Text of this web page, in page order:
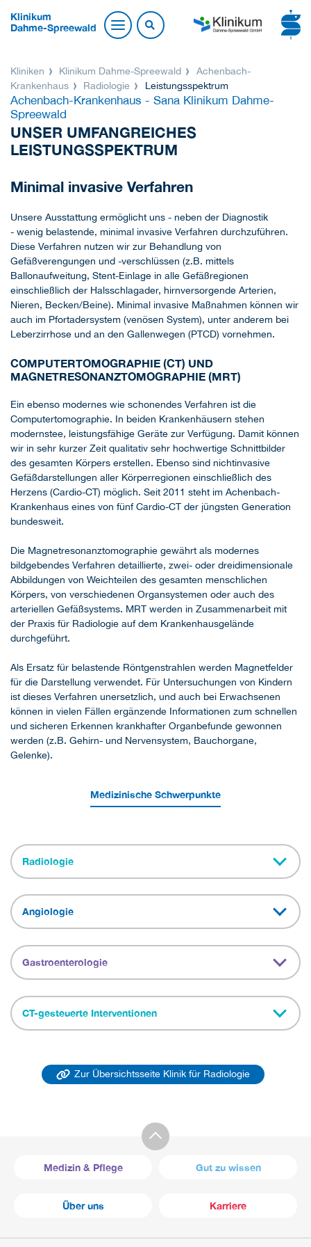
Klinikum
Dahme-Spreewald
Kliniken Klinikum Dahme-Spreewald
Achenbach-
Krankenhaus
Radiologie Leistungsspektrum
Achenbach-Krankenhaus - Sana Klinikum Dahme-
Spreewald
UNSER UMFANGREICHES
LEISTUNGSSPEKTRUM
Minimal invasive Verfahren
Unsere Ausstattung ermöglicht uns - neben der Diagnostik
- wenig belastende, minimal invasive Verfahren durchzuführen.
Diese Verfahren nutzen wir zur Behandlung von
Gefäßverengungen und -verschlüssen (z.B. mittels
Ballonaufweitung, Stent-Einlage in alle Gefäßregionen
einschließlich der Halsschlagader, hirnversorgende Arterien,
Nieren, Becken/Beine). Minimal invasive Maßnahmen können wir
auch im Pfortadersystem (venösen System), unter anderem bei
Leberzirrhose und an den Gallenwegen (PTCD) vornehmen.
COMPUTERTOMOGRAPHIE (CT) UND
MAGNETRESONANZTOMOGRAPHIE (MRT)
Ein ebenso modernes wie schonendes Verfahren ist die
Computertomographie. In beiden Krankenhäusern stehen
modernstee, leistungsfähige Geräte zur Verfügung. Damit können
wir in sehr kurzer Zeit qualitativ sehr hochwertige Schnittbilder
des gesamten Körpers erstellen. Ebenso sind nichtinvasive
Gefäßdarstellungen aller Körperregionen einschließlich des
Herzens (Cardio-CT) möglich. Seit 2011 steht im Achenbach-
Krankenhaus eines von fünf Cardio-CT der jüngsten Generation
bundesweit.
Die Magnetresonanztomographie gewährt als modernes
bildgebendes Verfahren detaillierte, zwei- oder dreidimensionale
Abbildungen von Weichteilen des gesamten menschlichen
Körpers, von verschiedenen Organsystemen oder auch des
arteriellen Gefäßsystems. MRT werden in Zusammenarbeit mit
der Praxis für Radiologie auf dem Krankenhausgelände
durchgeführt.
Als Ersatz für belastende Röntgenstrahlen werden Magnetfelder
für die Darstellung verwendet. Für Untersuchungen von Kindern
ist dieses Verfahren unersetzlich, und auch bei Erwachsenen
können in vielen Fällen ergänzende Informationen zum schnellen
und sicheren Erkennen krankhafter Organbefunde gewonnen
werden (z.B. Gehirn- und Nervensystem, Bauchorgane,
Gelenke).
Medizinische Schwerpunkte
Radiologie
Angiologie
Gastroenterologie
CT-gesteuerte Interventionen
Zur Übersichtsseite Klinik für Radiologie
Medizin & Pflege Gut zu wissen
Über uns Karriere